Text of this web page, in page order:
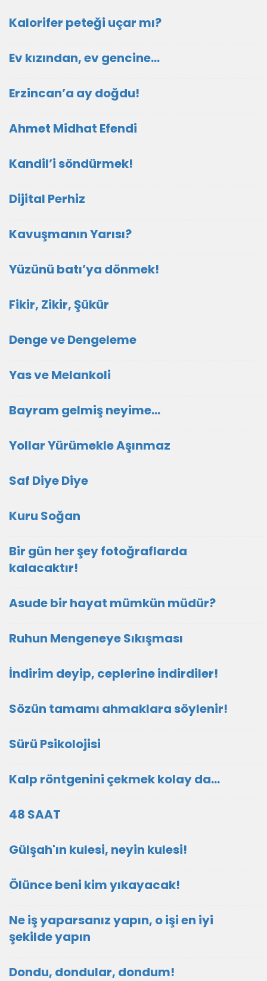
Kalorifer peteği uçar mı?
Ev kızından, ev gencine...
Erzincan’a ay doğdu!
Ahmet Midhat Efendi
Kandil’i söndürmek!
Dijital Perhiz
Kavuşmanın Yarısı?
Yüzünü batı’ya dönmek!
Fikir, Zikir, Şükür
Denge ve Dengeleme
Yas ve Melankoli
Bayram gelmiş neyime...
Yollar Yürümekle Aşınmaz
Saf Diye Diye
Kuru Soğan
Bir gün her şey fotoğraflarda
kalacaktır!
Asude bir hayat mümkün müdür?
Ruhun Mengeneye Sıkışması
İndirim deyip, ceplerine indirdiler!
Sözün tamamı ahmaklara söylenir!
Sürü Psikolojisi
Kalp röntgenini çekmek kolay da...
48 SAAT
Gülşah'ın kulesi, neyin kulesi!
Ölünce beni kim yıkayacak!
Ne iş yaparsanız yapın, o işi en iyi
şekilde yapın
Dondu, dondular, dondum!